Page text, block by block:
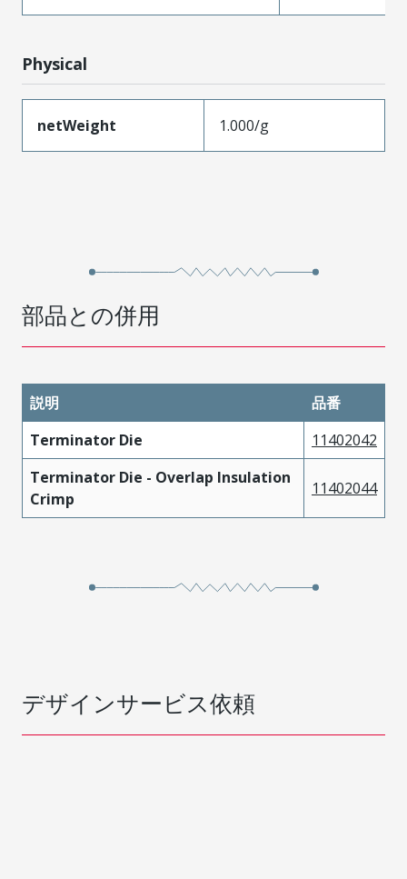
Physical
netWeight 1.000/g
部品との併用
説明
品番
Terminator Die
11402042
Terminator Die - Overlap Insulation
Crimp
11402044
デザインサービス依頼